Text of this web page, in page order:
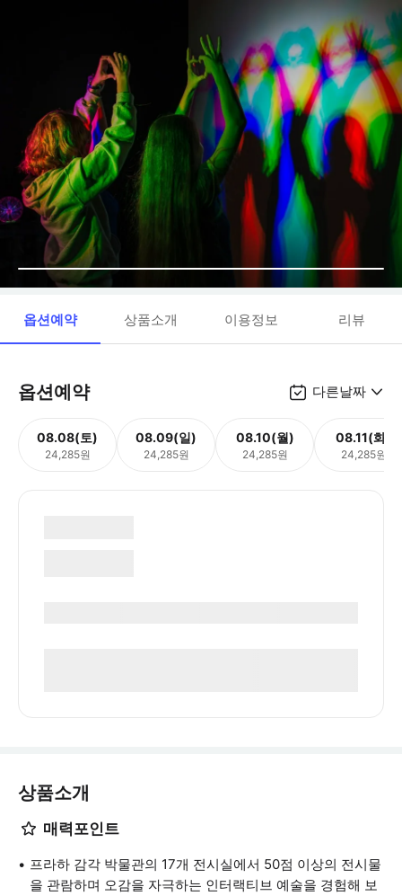
옵션예약 상품소개 이용정보 리뷰
옵션예약 다른날짜
08.08(토)
24,285원
08.09(일)
24,285원
08.10(월)
24,285원
08.11(화)
24,285원
상품소개
매력포인트
프라하 감각 박물관의 17개 전시실에서 50점 이상의 전시물
을 관람하며 오감을 자극하는 인터랙티브 예술을 경험해 보